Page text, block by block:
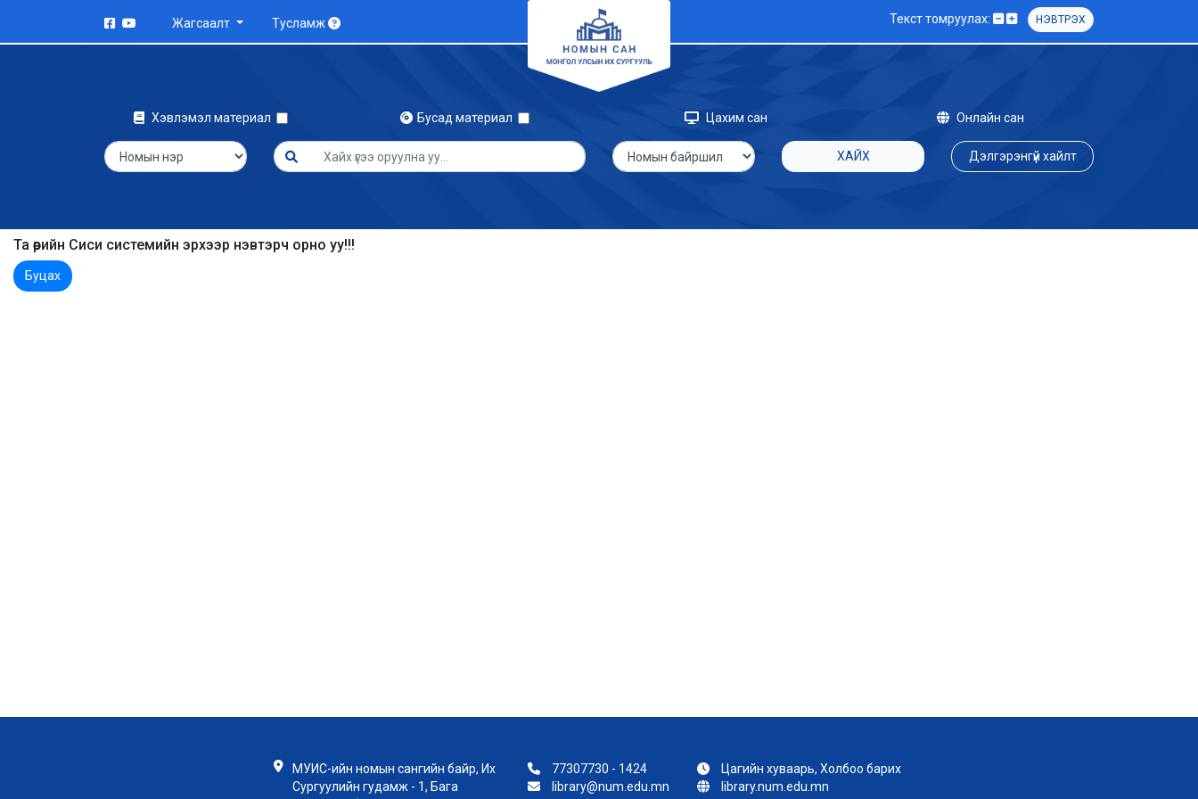
Жагсаалт Тусламж Текст томруулах: НЭВТРЭХ
Хэвлэмэл материал Бусад материал Цахим сан Онлайн сан
ХАЙХ Дэлгэрэнгүй хайлт
Та өөрийн Сиси системийн эрхээр нэвтэрч орно уу!!!
Буцах
МУИС-ийн номын сангийн байр, Их
Сургуулийн гудамж - 1, Бага
77307730 - 1424
library@num.edu.mn
Цагийн хуваарь, Холбоо барих
library.num.edu.mn